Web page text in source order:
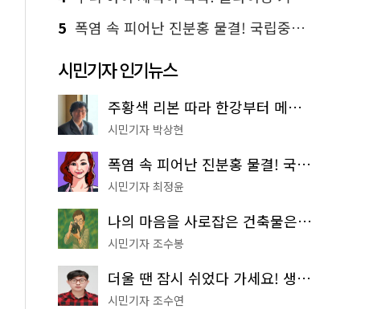
5 폭염 속 피어난 진분홍 물결! 국립중앙박물관 배롱나무 명소
시민기자 인기뉴스
주황색 리본 따라 한강부터 메타세쿼이아 숲길까지…서울둘레길 15코스
시민기자 박상현
폭염 속 피어난 진분홍 물결! 국립중앙박물관 배롱나무 명소
시민기자 최정윤
나의 마음을 사로잡은 건축물은? '서울시 건축상' 수상작 공개!
시민기자 조수봉
더울 땐 잠시 쉬었다 가세요! 생수 냉장고부터 해피소·무더위쉼터까지
시민기자 조수연